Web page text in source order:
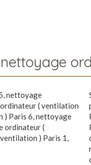
nettoyage
,nettoyage
( ventilation
) Paris 6,nettoyage
ordinateur (
) Paris 1,